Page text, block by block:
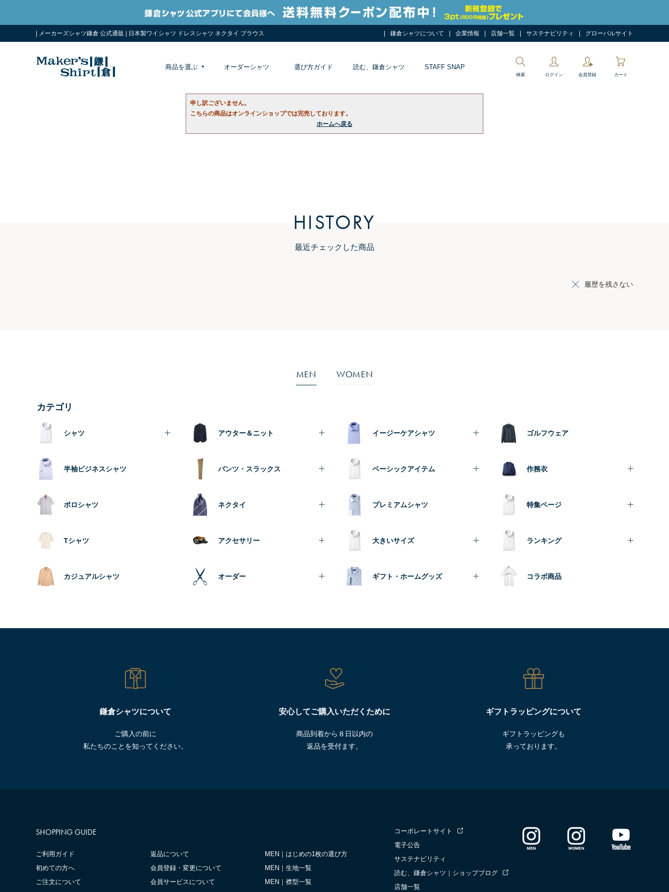
| メーカーズシャツ鎌倉 公式通販 | 日本製ワイシャツ ドレスシャツ ネクタイ ブラウス 鎌倉シャツについて 企業情報 店舗一覧 サステナビリティ グローバルサイト
商品を選ぶ オーダーシャツ 選び方ガイド 読む、鎌倉シャツ STAFF SNAP
検索 ログイン 会員登録 カート
申し訳ございません。
こちらの商品はオンラインショップでは完売しております。
ホームへ戻る
HISTORY
最近チェックした商品
履歴を残さない
MEN WOMEN
カテゴリ
シャツ
半袖ビジネスシャツ
ポロシャツ
Tシャツ
カジュアルシャツ
アウター＆ニット
パンツ・スラックス
ネクタイ
アクセサリー
オーダー
イージーケアシャツ
ベーシックアイテム
プレミアムシャツ
大きいサイズ
ギフト・ホームグッズ
ゴルフウェア
作務衣
特集ページ
ランキング
コラボ商品
鎌倉シャツについて
ご購入の前に
私たちのことを知ってください。
安心してご購入いただくために
商品到着から８日以内の
返品を受付ます。
ギフトラッピングについて
ギフトラッピングも
承っております。
SHOPPING GUIDE
ご利用ガイド
初めての方へ
ご注文について
返品について
会員登録・変更について
会員サービスについて
MEN｜はじめの1枚の選び方
MEN｜生地一覧
MEN｜襟型一覧
コーポレートサイト
電子公告
サステナビリティ
読む、鎌倉シャツ｜ショップブログ
店舗一覧